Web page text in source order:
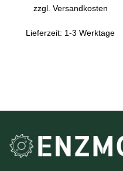
zzgl. Versandkosten
Lieferzeit: 1-3 Werktage